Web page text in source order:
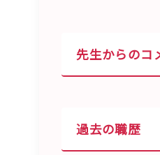
先生からのコ
過去の職歴